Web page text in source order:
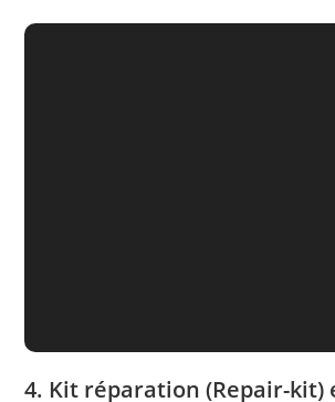
4. Kit réparation (Repair-